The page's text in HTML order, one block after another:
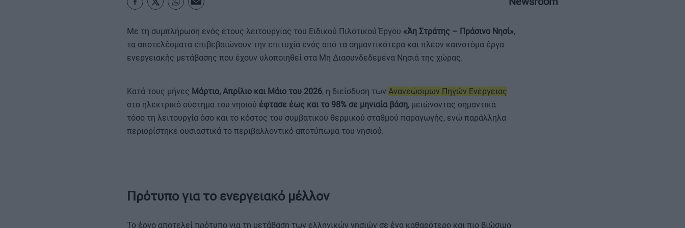
ΚΑΡΑΜΠΟΛΕΣ
ΟΡΟΙ ΧΡΗΣΗΣ ΕΠΙΚΟΙΝΩΝΙΑ
Με τη συμπλήρωση ενός έτους λειτουργίας του Ειδικού Πιλοτικού Έργου «Άη Στράτης – Πράσινο Νησί»,
τα αποτελέσματα επιβεβαιώνουν την επιτυχία ενός από τα σημαντικότερα και πλέον καινοτόμα έργα
ενεργειακής μετάβασης που έχουν υλοποιηθεί στα Μη Διασυνδεδεμένα Νησιά της χώρας.
Κατά τους μήνες Μάρτιο, Απρίλιο και Μάιο του 2026, η διείσδυση των Ανανεώσιμων Πηγών Ενέργειας
στο ηλεκτρικό σύστημα του νησιού έφτασε έως και το 98% σε μηνιαία βάση, μειώνοντας σημαντικά
τόσο τη λειτουργία όσο και το κόστος του συμβατικού θερμικού σταθμού παραγωγής, ενώ παράλληλα
περιορίστηκε ουσιαστικά το περιβαλλοντικό αποτύπωμα του νησιού.
Πρότυπο για το ενεργειακό μέλλον
Το έργο αποτελεί πρότυπο για τη μετάβαση των ελληνικών νησιών σε ένα καθαρότερο και πιο βιώσιμο